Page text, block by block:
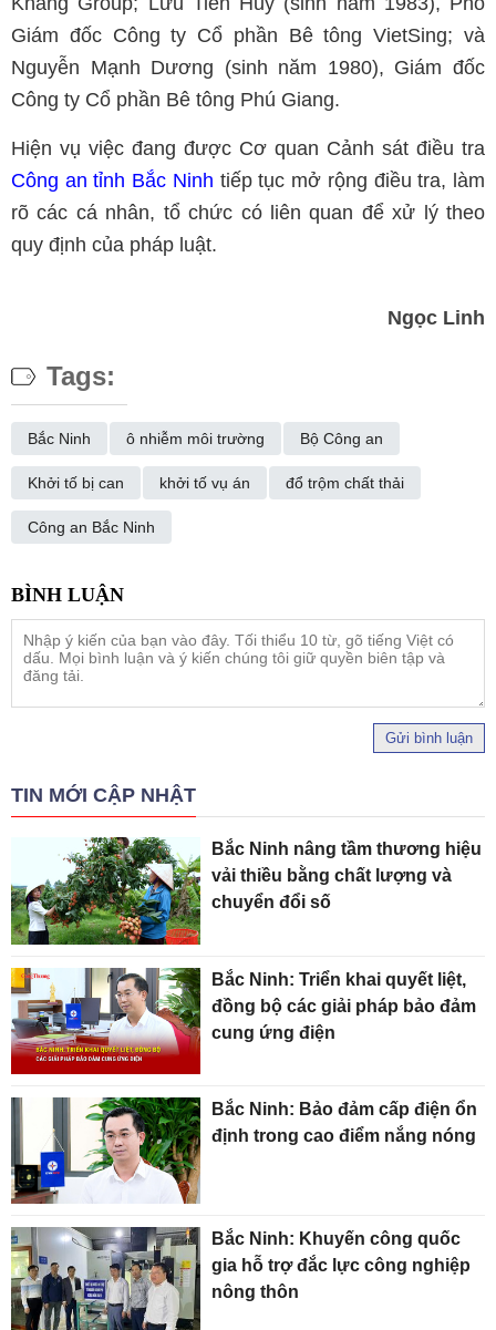
Giám đốc Công ty Cổ phần Bê tông VietSing; và
Nguyễn Mạnh Dương (sinh năm 1980), Giám đốc
Công ty Cổ phần Bê tông Phú Giang.
Hiện vụ việc đang được Cơ quan Cảnh sát điều tra
Công an tỉnh Bắc Ninh tiếp tục mở rộng điều tra, làm
rõ các cá nhân, tổ chức có liên quan để xử lý theo
quy định của pháp luật.
Ngọc Linh
Tags:
Bắc Ninh ô nhiễm môi trường Bộ Công an
Khởi tố bị can khởi tố vụ án đổ trộm chất thải
Công an Bắc Ninh
Gửi bình luận
TIN MỚI CẬP NHẬT
Bắc Ninh nâng tầm thương hiệu
vải thiều bằng chất lượng và
chuyển đổi số
Bắc Ninh: Triển khai quyết liệt,
đồng bộ các giải pháp bảo đảm
cung ứng điện
Bắc Ninh: Bảo đảm cấp điện ổn
định trong cao điểm nắng nóng
Bắc Ninh: Khuyến công quốc
gia hỗ trợ đắc lực công nghiệp
nông thôn